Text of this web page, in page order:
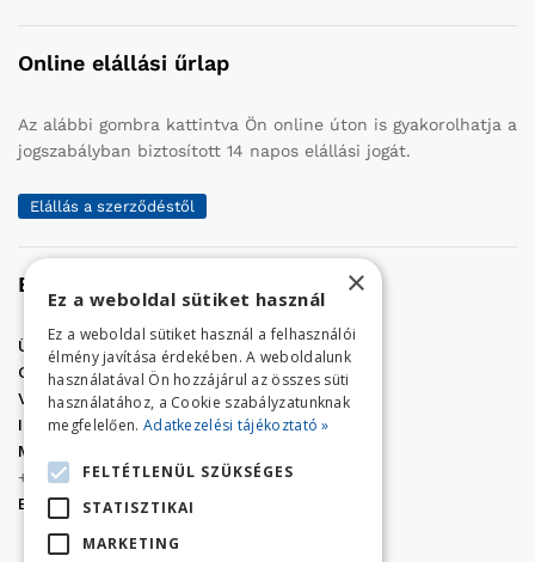
Online elállási űrlap
Az alábbi gombra kattintva Ön online úton is gyakorolhatja a
jogszabályban biztosított 14 napos elállási jogát.
Elállás a szerződéstől
Elérhetőség
Üzletünk címe:Szolnok, Vércse út 17.
Golf Center Áruház:06 (56) 423-324
VÁR-Kert Áruház: 06 (56) 429-771
Iroda:06 (56) 421-857
Megrendelés, termék információ:
+36 (70) 938-3356
E-mail:
golfaruhaz@gmail.com
×
Ez a weboldal sütiket használ
Ez a weboldal sütiket használ a felhasználói
élmény javítása érdekében. A weboldalunk
használatával Ön hozzájárul az összes süti
használatához, a Cookie szabályzatunknak
megfelelően. Adatkezelési tájékoztató »
FELTÉTLENÜL SZÜKSÉGES
STATISZTIKAI
MARKETING